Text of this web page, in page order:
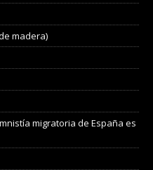
madera)
migratoria de España es